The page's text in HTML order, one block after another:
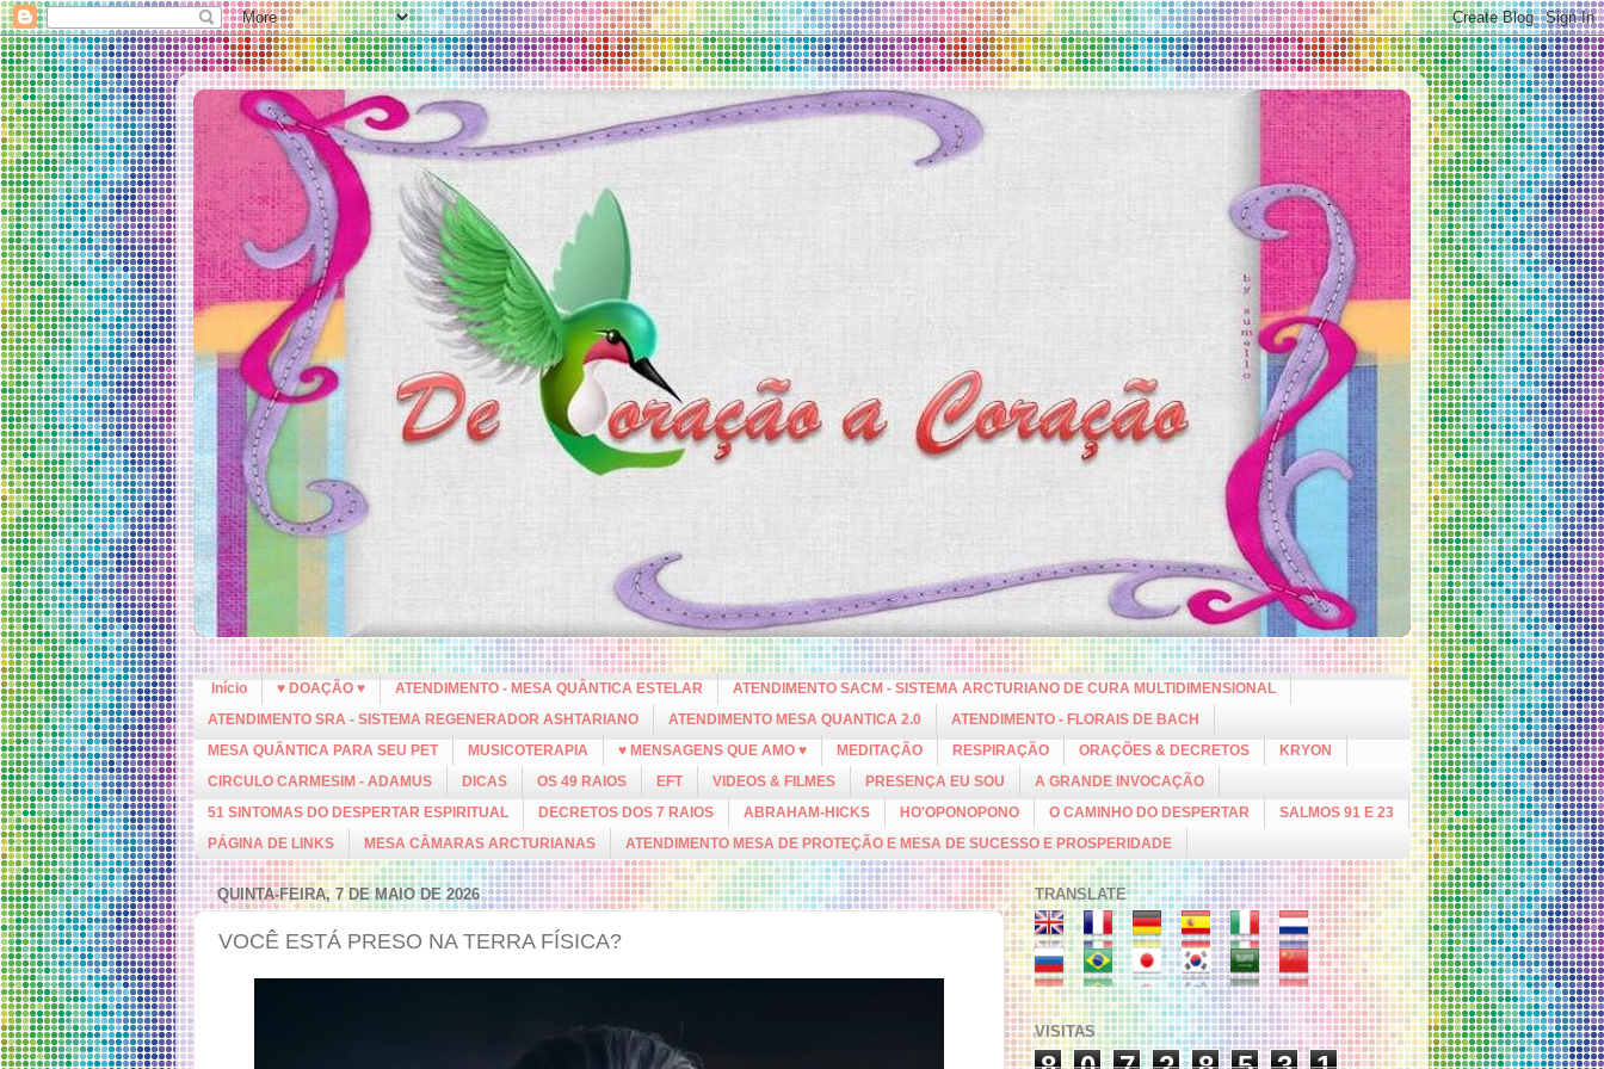
Início ♥ DOAÇÃO ♥ ATENDIMENTO - MESA QUÂNTICA ESTELAR
ATENDIMENTO SACM - SISTEMA ARCTURIANO DE CURA MULTIDIMENSIONAL
ATENDIMENTO SRA - SISTEMA REGENERADOR ASHTARIANO
ATENDIMENTO MESA QUANTICA 2.0
ATENDIMENTO - FLORAIS DE BACH
MESA QUÂNTICA PARA SEU PET
MUSICOTERAPIA ♥ MENSAGENS QUE AMO ♥ MEDITAÇÃO RESPIRAÇÃO ORAÇÕES & DECRETOS
KRYON
CIRCULO CARMESIM - ADAMUS
DICAS OS 49 RAIOS EFT VIDEOS & FILMES PRESENÇA EU SOU
A GRANDE INVOCAÇÃO
51 SINTOMAS DO DESPERTAR ESPIRITUAL
DECRETOS DOS 7 RAIOS ABRAHAM-HICKS HO'OPONOPONO O CAMINHO DO DESPERTAR
SALMOS 91 E 23
PÁGINA DE LINKS
MESA CÂMARAS ARCTURIANAS ATENDIMENTO MESA DE PROTEÇÃO E MESA DE SUCESSO E PROSPERIDADE
QUINTA-FEIRA, 7 DE MAIO DE 2026
VOCÊ ESTÁ PRESO NA TERRA FÍSICA?
TRANSLATE
VISITAS